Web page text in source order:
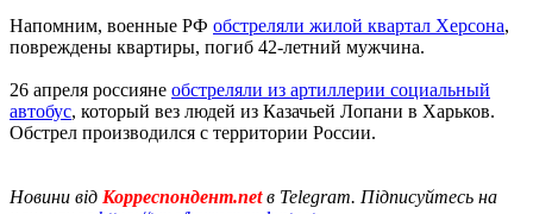
Напомним, военные РФ обстреляли жилой квартал Херсона,
повреждены квартиры, погиб 42-летний мужчина.
26 апреля россияне обстреляли из артиллерии социальный
автобус, который вез людей из Казачьей Лопани в Харьков.
Обстрел производился с территории России.
Новини від Корреспондент.netв Telegram. Підписуйтесь на